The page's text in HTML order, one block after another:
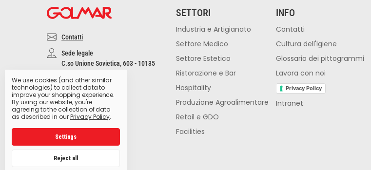
Contatti
Sede legale
C.so Unione Sovietica, 603 - 10135
Altre filiali
P.IVA 02555860010
REA 566787
SETTORI
Industria e Artigianato
Settore Medico
Settore Estetico
Ristorazione e Bar
Hospitality
Produzione Agroalimentare
Retail e GDO
Facilities
INFO
Contatti
Cultura dell'Igiene
Glossario dei pittogrammi
Lavora con noi
Privacy Policy
Intranet
We use cookies (and other similar
technologies) to collect data to
improve your shopping experience.
By using our website, you're
agreeing to the collection of data
as described in ourPrivacy Policy.
Settings
Reject all